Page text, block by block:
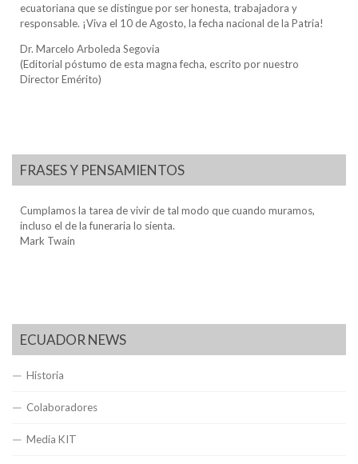
ecuatoriana que se distingue por ser honesta, trabajadora y
responsable. ¡Viva el 10 de Agosto, la fecha nacional de la Patria!
Dr. Marcelo Arboleda Segovia
(Editorial póstumo de esta magna fecha, escrito por nuestro
Director Emérito)
FRASES Y PENSAMIENTOS
Cumplamos la tarea de vivir de tal modo que cuando muramos,
incluso el de la funeraria lo sienta.
Mark Twain
ECUADOR NEWS
Historia
Colaboradores
Media KIT